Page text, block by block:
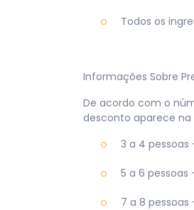
Todos os
Informações Sobre
De acordo com o
desconto aparece
3 a 4 pessoas
5 a 6 pessoas
7 a 8